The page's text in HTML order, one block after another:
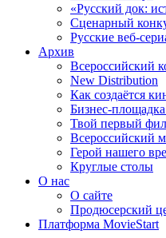
«Русский док:
Сценарный
Русские веб-
Архив
Всероссийский
New Distribution
Как создаётся
Бизнес-
Твой первый
Всероссийский
Герой нашего
Круглые столы
О нас
О сайте
Продюсерский
Платформа MovieStart